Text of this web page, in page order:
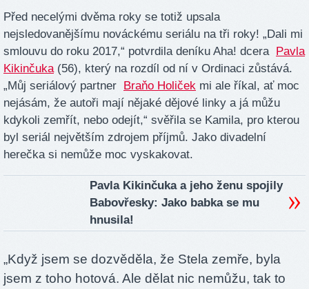
Před necelými dvěma roky se totiž upsala
nejsledovanějšímu nováckému seriálu na tři roky! „Dali mi
smlouvu do roku 2017,“ potvrdila deníku Aha! dcera
Pavla
Kikinčuka(56), který na rozdíl od ní v Ordinaci zůstává.
„Můj seriálový partner
Braňo Holiček mi ale říkal, ať moc
nejásám, že autoři mají nějaké dějové linky a já můžu
kdykoli zemřít, nebo odejít,“ svěřila se Kamila, pro kterou
byl seriál největším zdrojem příjmů. Jako divadelní
herečka si nemůže moc vyskakovat.
Pavla Kikinčuka a jeho ženu spojily
Babovřesky: Jako babka se mu
hnusila!
„Když jsem se dozvěděla, že Stela zemře, byla
jsem z toho hotová. Ale dělat nic nemůžu, tak to